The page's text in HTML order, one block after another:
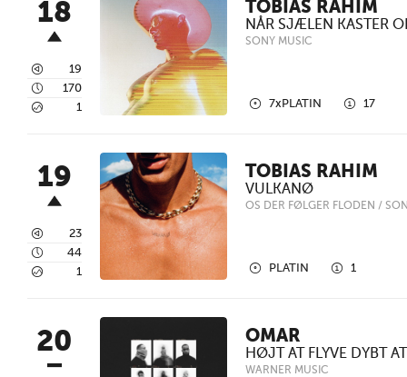
18
3 19
4 170
5 1
TOBIAS RAHIM
NÅR SJÆLEN KASTER
SONY MUSIC
2 7xPLATIN 1 17
19
3 23
4 44
5 1
TOBIAS RAHIM
VULKANØ
OS DER FØLGER FLODEN /
2 PLATIN 1 1
20 OMAR
HØJT AT FLYVE DYBT
WARNER MUSIC